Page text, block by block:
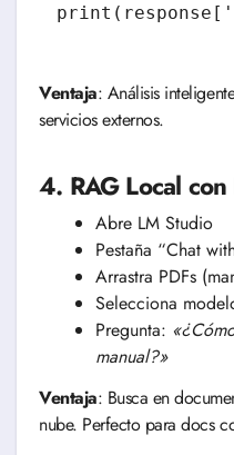
Ventaja: Análisis
servicios externos.
4. RAG Local
Abre LM Studio
Pestaña “Chat
Arrastra PDFs
Selecciona
Pregunta:
manual?»
Ventaja: Busca en
nube. Perfecto para docs